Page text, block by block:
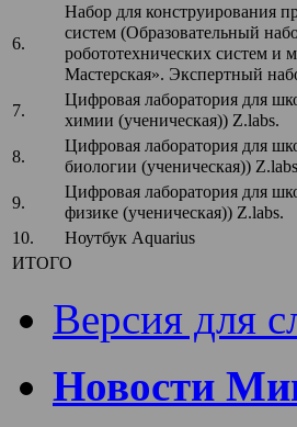
6.
Набор для конструирования
систем (Образовательный
робототехнических систем
Мастерская». Экспертный
7.
Цифровая лаборатория для
химии (ученическая)) Z.labs.
8.
Цифровая лаборатория для
биологии (ученическая))
9.
Цифровая лаборатория для
физике (ученическая)) Z.labs.
10. Ноутбук Aquarius
ИТОГО
Версия для
Новости